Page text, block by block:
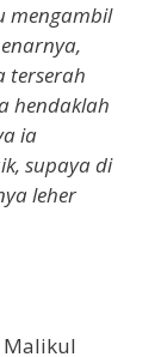
mengambil
terserah
hendaklah
ia
supaya di
leher
Malikul